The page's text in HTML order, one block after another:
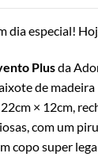
dia especial!
Plusda
de madeira
× 12cm,
com um
copo super